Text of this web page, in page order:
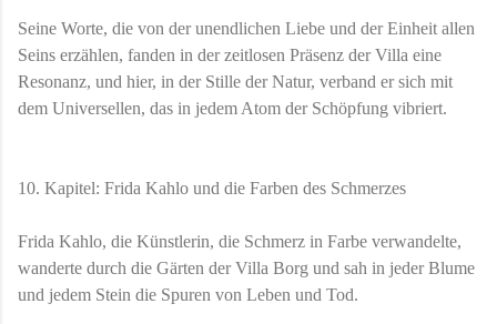
Seine Worte, die von der unendlichen Liebe und der Einheit allen
Seins erzählen, fanden in der zeitlosen Präsenz der Villa eine
Resonanz, und hier, in der Stille der Natur, verband er sich mit
dem Universellen, das in jedem Atom der Schöpfung vibriert.
10. Kapitel: Frida Kahlo und die Farben des Schmerzes
Frida Kahlo, die Künstlerin, die Schmerz in Farbe verwandelte,
wanderte durch die Gärten der Villa Borg und sah in jeder Blume
und jedem Stein die Spuren von Leben und Tod.